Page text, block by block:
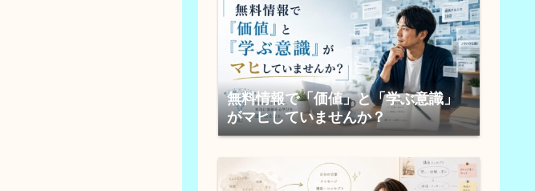
無料情報で「価値」と「学ぶ意識」
がマヒしていませんか？